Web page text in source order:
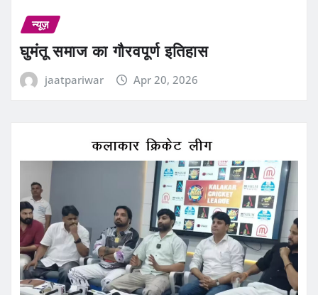
न्यूज़
घुमंतू समाज का गौरवपूर्ण इतिहास
jaatpariwar Apr 20, 2026